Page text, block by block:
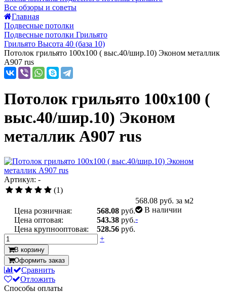
Все обзоры и советы
Главная
Подвесные потолки
Подвесные потолки Грильято
Грильято Высота 40 (база 10)
Потолок грильято 100х100 ( выс.40/шир.10) Эконом металлик
А907 rus
Потолок грильято 100х100 (
выс.40/шир.10) Эконом
металлик А907 rus
Артикул: -
(1)
Цена розничная: 568.08 руб.
Цена оптовая:
543.38 руб.
Цена крупнооптовая:
528.56 руб.
568.08 руб. за м2
В наличии
-
+
В корзину
Оформить заказ
Сравнить
Отложить
Способы оплаты